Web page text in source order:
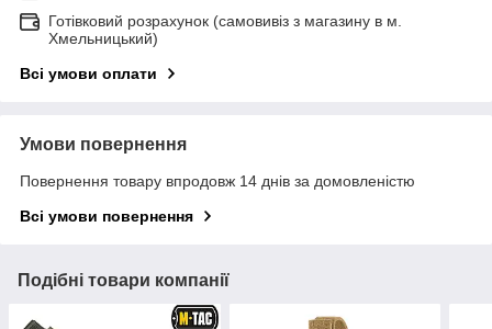
Готівковий розрахунок (самовивіз з магазину в м.
Хмельницький)
Всі умови оплати
Умови повернення
Повернення товару впродовж 14 днів за домовленістю
Всі умови повернення
Подібні товари компанії